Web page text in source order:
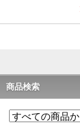
商品検索